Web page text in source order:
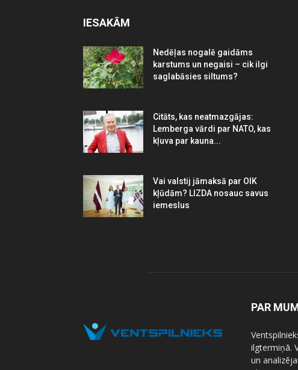
IESAKĀM
Nedēļas nogalē gaidāms
karstums un negaisi – cik ilgi
saglabāsies siltums?
Citāts, kas neatmazgājas:
Lemberga vārdi par NATO, kas
kļuva par kauna...
Vai valstij jāmaksā par OIK
kļūdām? LIZDA nosauc savus
iemeslus
PAR
ilgtermiņā.
un